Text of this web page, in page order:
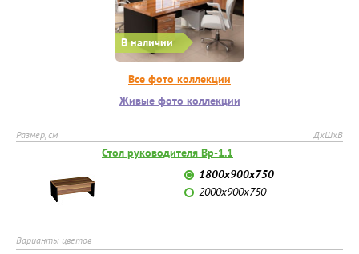
В наличии
Все фото коллекции
Живые фото коллекции
Размер, см ДхШхВ
Стол руководителя Вр-1.1
1800х900х750
2000х900х750
Варианты цветов